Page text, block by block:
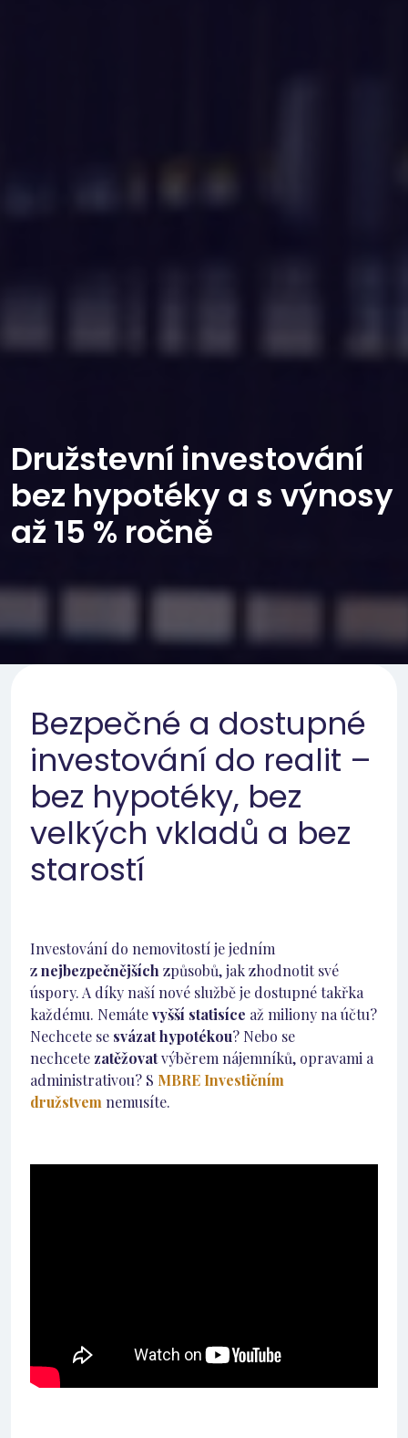
Družstevní investování
bez hypotéky a s výnosy
až 15 % ročně
Bezpečné a dostupné
investování do realit –
bez hypotéky, bez
velkých vkladů a bez
starostí
Investování do nemovitostí je jedním
znejbezpečnějších způsobů, jak zhodnotit své
úspory. A díky naší nové službě je dostupné takřka
každému. Nemátevyšší statisíce až miliony na účtu?
Nechcete se svázat hypotékou? Nebo se
nechcete zatěžovatvýběrem nájemníků, opravami a
administrativou? S MBRE Investičním
družstvem nemusíte.